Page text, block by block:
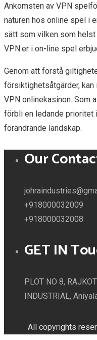
Ankomsten av VPN
naturen hos online spel i
sätt som vilken som
VPN:er i on-line spel
Genom att förstå
försiktighetsåtgärder,
VPN onlinekasinon. Som
förbli en ledande prioritet
förändrande landskap.
Our
+918000032009
+918000032008
GET IN
PLOT NO 8,
INDUSTRIAL,
All copyrights